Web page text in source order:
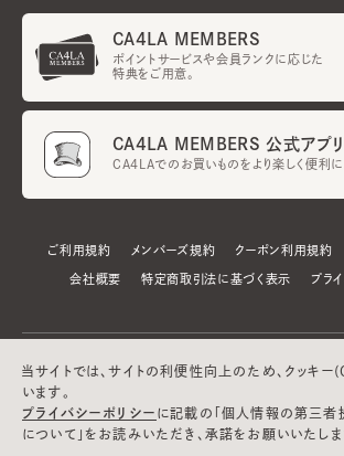
CA4LA MEMBERS
ポイントサービスや会員ランクに応じた
特典をご用意。
CA4LA MEMBERS 公式アプリ
CA4LAでのお買いものをより楽しく便利に
ご利用規約 メンバーズ規約 クーポン利用規約
会社概要 特定商取引法に基づく表示 プラ
当サイトでは、サイトの利便性向上のため、クッキ
います。
プライバシーポリシー に記載の「個人情報の第三者
について」をお読みいただき、承諾をお願いいたしま